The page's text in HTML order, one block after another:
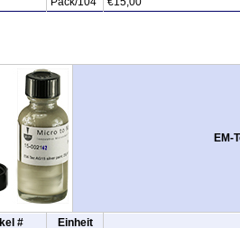
EM-
# Einheit